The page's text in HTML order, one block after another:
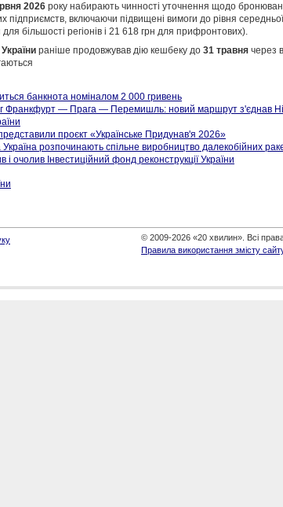
2026 року набирають чинності уточнення щодо
підприємств, включаючи підвищені вимоги до рівня
більшості регіонів і 21 618 грн для прифронтових).
України раніше продовжував дію кешбеку до 31 травня через
банкнота номіналом 2 000 гривень
Франкфурт — Прага — Перемишль: новий маршрут з'єднав
проєкт «Українське Придунав'я 2026»
Україна розпочинають спільне виробництво далекобійних
і очолив Інвестиційний фонд реконструкції України
© 2009-2026 «20 хвилин». Всі
Правила використання змісту